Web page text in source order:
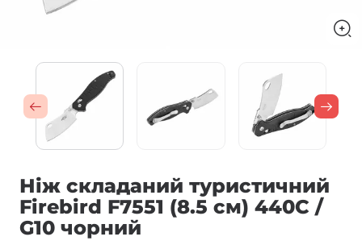
Ніж складаний туристичний
Firebird F7551 (8.5 см) 440C /
G10 чорний